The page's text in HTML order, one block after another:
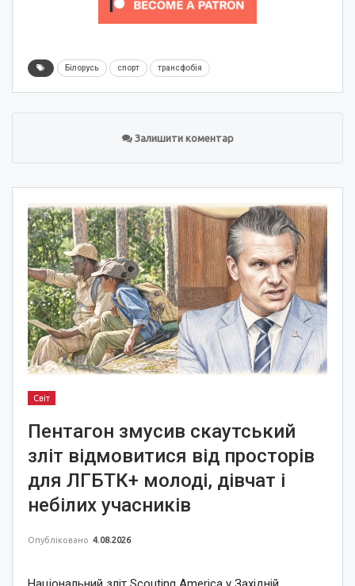
Білорусь спорт трансфобія
Залишити коментар
Світ
Пентагон змусив скаутський
зліт відмовитися від просторів
для ЛГБТК+ молоді, дівчат і
небілих учасників
Опубліковано 4.08.2026